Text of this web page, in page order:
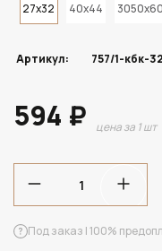
27x32 40x44 3050x60
Артикул: 757/1-кбк-32
594 ₽ цена за 1 шт
Под заказ | 100%